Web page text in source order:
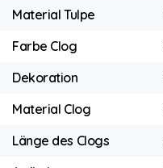
Material Tulpe
Farbe Clog
Dekoration
Material Clog
Länge des Clogs